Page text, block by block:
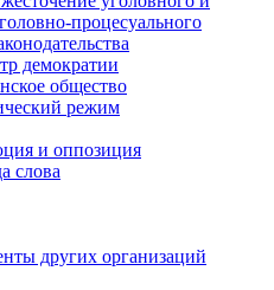
процесуального
демократии
общество
режим
и оппозиция
слова
других организаций